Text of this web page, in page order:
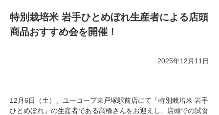
特別栽培米 岩手ひとめぼれ生産者による店頭
商品おすすめ会を開催！
2025年12月11日
12月6日（土）、ユーコープ東戸塚駅前店にて「特別栽培米 岩手
ひとめぼれ」の生産者である高橋さんをお迎えし、店頭での試食